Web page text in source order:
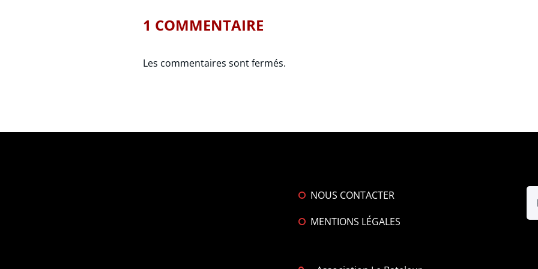
1 COMMENTAIRE
Les commentaires sont fermés.
NOUS CONTACTER
MENTIONS LÉGALES